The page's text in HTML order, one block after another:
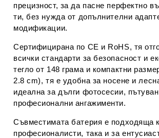
прецизност, за да пасне перфектно
ти, без нужда от допълнителни
модификации.
Сертифицирана по CE и RoHS, тя
всички стандарти за безопасност и
тегло от 148 грама и компактни
2.8 cm), тя е удобна за носене и
идеална за дълги фотосесии,
професионални ангажименти.
Съвместимата батерия е подходяща
професионалисти, така и за